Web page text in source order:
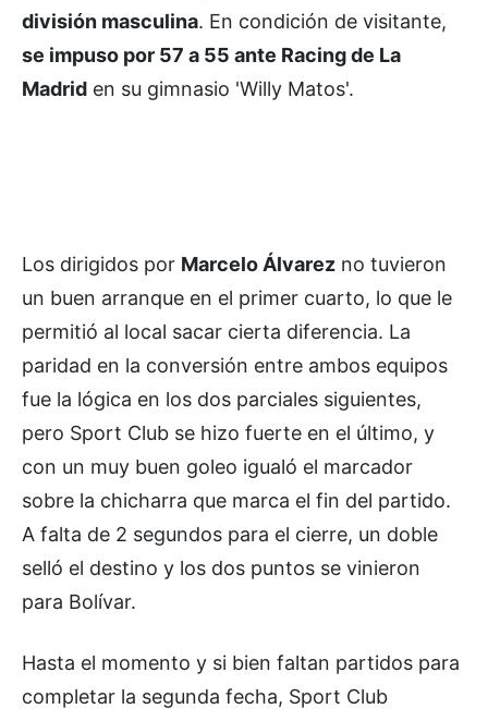
división masculina. En condición de visitante,
se impuso por 57 a 55 ante Racing de La
Madrid en su gimnasio 'Willy Matos'.
Los dirigidos por Marcelo Álvarez no tuvieron
un buen arranque en el primer cuarto, lo que le
permitió al local sacar cierta diferencia. La
paridad en la conversión entre ambos equipos
fue la lógica en los dos parciales siguientes,
pero Sport Club se hizo fuerte en el último, y
con un muy buen goleo igualó el marcador
sobre la chicharra que marca el fin del partido.
A falta de 2 segundos para el cierre, un doble
selló el destino y los dos puntos se vinieron
para Bolívar.
Hasta el momento y si bien faltan partidos para
completar la segunda fecha, Sport Club